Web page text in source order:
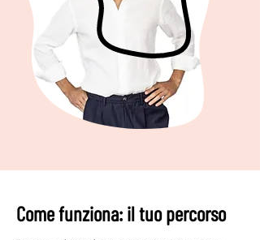
Come funziona: il tuo percorso